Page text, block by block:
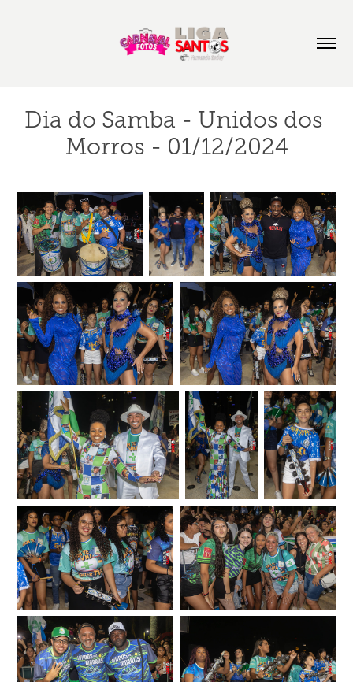
Dia do Samba - Unidos dos
Morros - 01/12/2024